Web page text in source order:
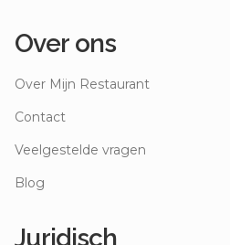
Over ons
Over Mijn Restaurant
Contact
Veelgestelde vragen
Blog
Juridisch